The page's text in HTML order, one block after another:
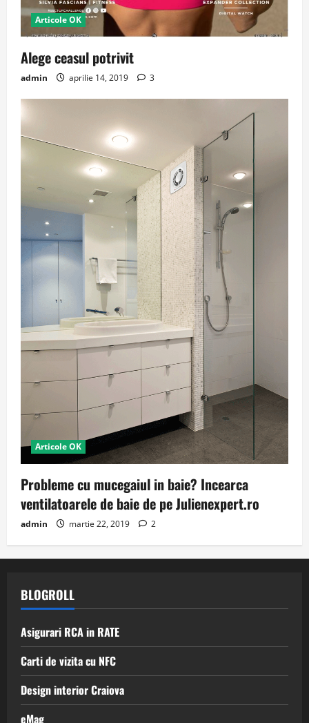
Articole OK
Alege ceasul potrivit
admin aprilie 14, 2019 3
Articole OK
Probleme cu mucegaiul in baie? Incearca
ventilatoarele de baie de pe Julienexpert.ro
admin martie 22, 2019 2
BLOGROLL
Asigurari RCA in RATE
Carti de vizita cu NFC
Design interior Craiova
eMag